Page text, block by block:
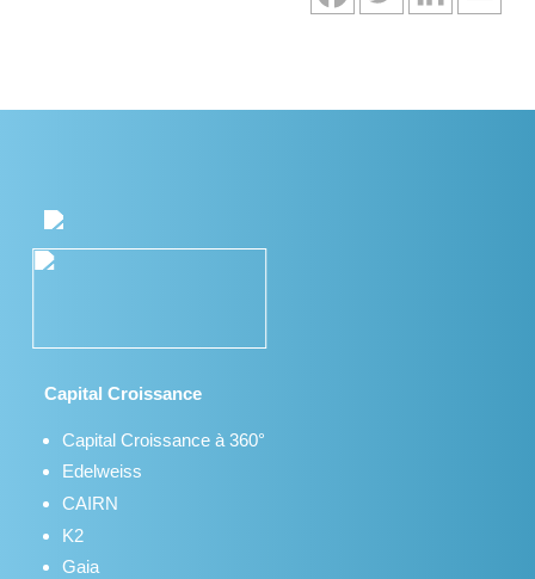
Capital Croissance
Capital Croissance à 360°
Edelweiss
CAIRN
K2
Gaia